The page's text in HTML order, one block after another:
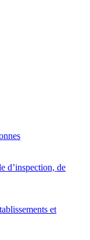
d’inspection, de
et